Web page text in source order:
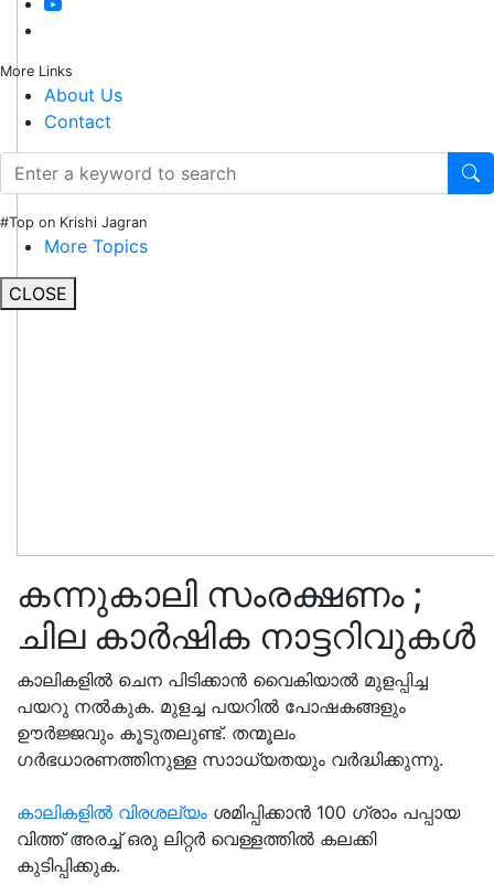
More Links
About Us
Contact
#Top on Krishi Jagran
More Topics
CLOSE
കന്നുകാലി സംരക്ഷണം ;
ചില കാര്‍ഷിക നാട്ടറിവുകള്‍
കാലികളില്‍ ചെന പിടിക്കാന്‍ വൈകിയാല്‍ മുളപ്പിച്ച
പയറു നല്‍കുക. മുളച്ച പയറില്‍ പോഷകങ്ങളും
ഊര്‍ജ്ജവും കൂടുതലുണ്ട്. തന്മൂലം
ഗര്‍ഭധാരണത്തിനുള്ള സാ‍ാധ്യതയും വര്‍ദ്ധിക്കുന്നു.
കാലികളില്‍ വിരശല്യം ശമിപ്പിക്കാന്‍ 100 ഗ്രാം പപ്പായ
വിത്ത് അരച്ച് ഒരു ലിറ്റര്‍ വെള്ളത്തില്‍ കലക്കി
കുടിപ്പിക്കുക.